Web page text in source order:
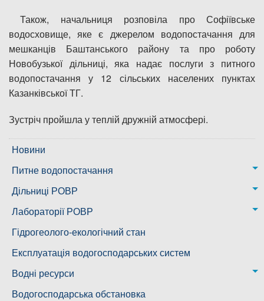
Також, начальниця розповіла про Софіївське
водосховище, яке є джерелом водопостачання для
мешканців Баштанського району та про роботу
Новобузької дільниці, яка надає послуги з питного
водопостачання у 12 сільських населених пунктах
Казанківської ТГ.
Зустріч пройшла у теплій дружній атмосфері.
Новини
Питне водопостачання
м. Миколаїв
Казанківська ТГ
Дільниці РОВР
Новоодеська дільниця – водогін № 1,2
Воскресенська дільниця – водогін № 3
Ковалівська дільниця
Новобузька дільниця
Снігурівська дільниця
Лабораторії РОВР
Лабораторія моніторингу вод
Лабораторія питного водопостачання
Гідрогеолого-екологічний стан
Експлуатація водогосподарських систем
Водні ресурси
Режими роботи водних об’єктів
Водогосподарська обстановка